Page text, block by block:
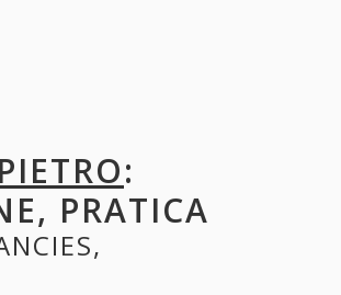
:
PRATICA